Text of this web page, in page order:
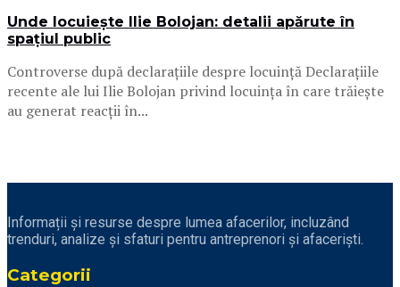
Unde locuiește Ilie Bolojan: detalii apărute în
spațiul public
Controverse după declarațiile despre locuință Declarațiile
recente ale lui Ilie Bolojan privind locuința în care trăiește
au generat reacții în...
Informații și resurse despre lumea afacerilor, incluzând
trenduri, analize și sfaturi pentru antreprenori și afaceriști.
Categorii